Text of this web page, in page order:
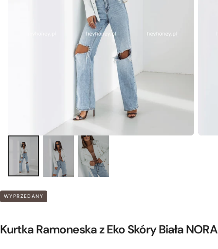
WYPRZEDANY
Kurtka Ramoneska z Eko Skóry Biała NORA